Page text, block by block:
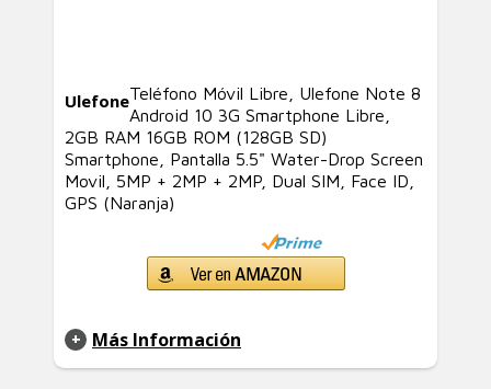
UlefoneTeléfono Móvil Libre, Ulefone Note 8
Android 10 3G Smartphone Libre,
2GB RAM 16GB ROM (128GB SD)
Smartphone, Pantalla 5.5" Water-Drop Screen
Movil, 5MP + 2MP + 2MP, Dual SIM, Face ID,
GPS (Naranja)
Más Información